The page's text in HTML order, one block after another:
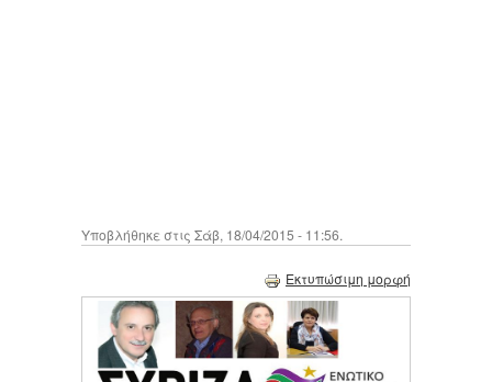
Υποβλήθηκε στις Σάβ, 18/04/2015 - 11:56.
Εκτυπώσιμη μορφή